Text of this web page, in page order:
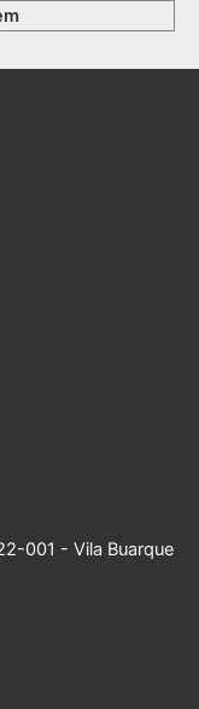
001 - Vila Buarque